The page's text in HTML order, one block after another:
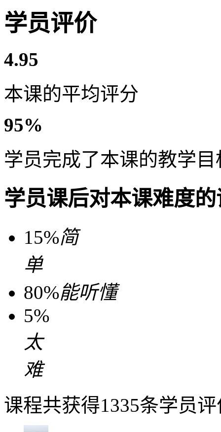
学员评价
4.95
本课的平均评分
95%
学员完成了本课的教学目
学员课后对本课难度
15%简
单
80%能听懂
5%
太
难
课程共获得1335条学员